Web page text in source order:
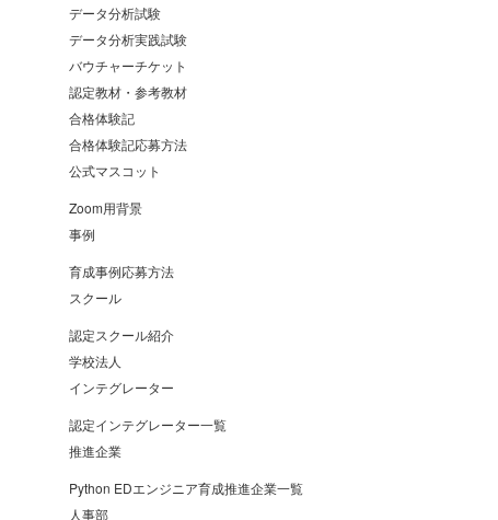
データ分析試験
データ分析実践試験
バウチャーチケット
認定教材・参考教材
合格体験記
合格体験記応募方法
公式マスコット
Zoom用背景
事例
育成事例応募方法
スクール
認定スクール紹介
学校法人
インテグレーター
認定インテグレーター一覧
推進企業
Python EDエンジニア育成推進企業一覧
人事部